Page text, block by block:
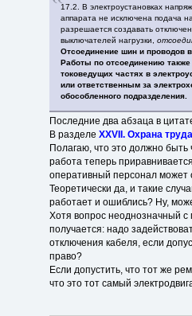
17.2. В электроустановках
аппарата не исключена подача
разрешается создавать
выключателей нагрузки,
Отсоединение шин и проводов
Работы по отсоединению
токоведущих частях в
или ответственным за
обособленного подразделения.
Последние два абзаца в
В разделе XXVII. Охрана
Полагаю, что это должно быть
работа теперь
оперативный персонал может
Теоретически да, и такие
работает и ошиблись? Ну,
Хотя вопрос неоднозначный с
получается: надо
отключения кабеля, если
право?
Если допустить, что тот же
что это тот самый